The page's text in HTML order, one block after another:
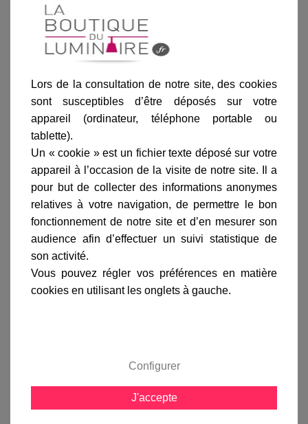
Ajouter au panier
Informations produit
marque
livraison
avis clients
Roger Pradier
La 1/2 applique murale Louis Philippe 1est
équipée d'un diffuseur en verre clair offrant une
Lors de la consultation de notre site, des cookies
sont susceptibles d’être déposés sur votre
appareil (ordinateur, téléphone portable ou
tablette).
Un « cookie » est un fichier texte déposé sur votre
appareil à l’occasion de la visite de notre site. Il a
pour but de collecter des informations anonymes
relatives à votre navigation, de permettre le bon
fonctionnement de notre site et d’en mesurer son
audience afin d’effectuer un suivi statistique de
son activité.
Vous pouvez régler vos préférences en matière
cookies en utilisant les onglets à gauche.
Configurer
J'accepte